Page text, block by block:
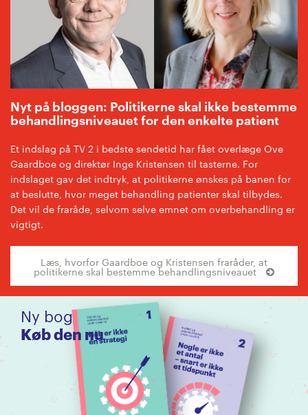
Nyt på bloggen: Politikerne skal ikke bestemme
behandlingsniveauet for den enkelte patient
Et indslag på TV 2 i bedste sendetid har fået overlæge Ove
Gaardboe og direktør Inge Kristensen til tasterne. For
indslaget gav det indtryk, at politikerne ønskes på banen for
at beslutte, hvor meget behandling patienter skal tilbydes.
Det vil de fraråde, selvom selve emnet om overbehandling er
vigtigt.
Læs, hvorfor Gaardboe og Kristensen fraråder, at
politikerne skal bestemme behandlingsniveauet
Ny bog
Køb den nu